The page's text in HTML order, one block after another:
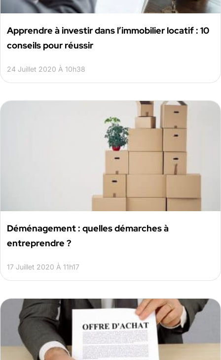
Apprendre à investir dans l’immobilier locatif : 10
conseils pour réussir
24 Juillet 2020 À 10h38
Déménagement : quelles démarches à
entreprendre ?
17 Juillet 2020 À 11h17